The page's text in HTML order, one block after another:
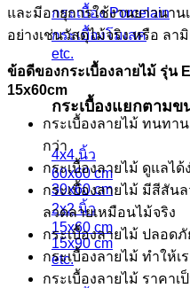
กระเบื้อง Porcelain
กระเบื้องโมเสค
etc.
กระเบื้องแยกตามข
4x4 นิ้ว
60x60 cm
30x60 cm
2x2 นิ้ว
15x60 cm
15x90 cm
etc.
และมีอายุการใช้งานยาวนา
อย่างเช่นวัสดุไม้จริง หรือ ลา
ข้อดีของกระเบื้องลายไม้ รุ่น
15x60cm
กระเบื้องลายไม้ ทนทา
กว่า
กระเบื้องลายไม้ ดูแลได้
กระเบื้องลายไม้ มีสีสัน
ลวดลายเหมือนไม้จริง
กระเบื้องลายไม้ ปลอด
กระเบื้องลายไม้ ทำให้
กระเบื้องลายไม้ ราคา